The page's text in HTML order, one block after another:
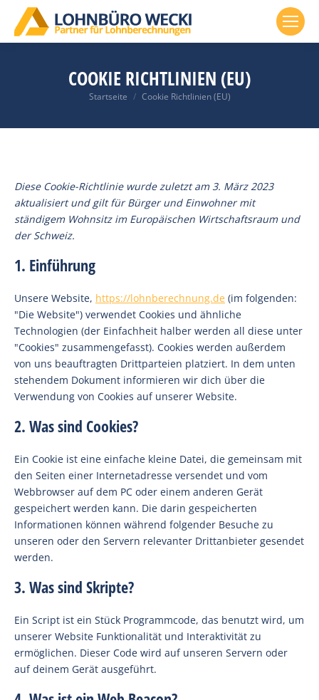
COOKIE RICHTLINIEN (EU)
Du bist hier:
Startseite Cookie Richtlinien (EU)
Diese Cookie-Richtlinie wurde zuletzt am 3. März 2023
aktualisiert und gilt für Bürger und Einwohner mit
ständigem Wohnsitz im Europäischen Wirtschaftsraum und
der Schweiz.
1. Einführung
Unsere Website, https://lohnberechnung.de (im folgenden:
"Die Website") verwendet Cookies und ähnliche
Technologien (der Einfachheit halber werden all diese unter
"Cookies" zusammengefasst). Cookies werden außerdem
von uns beauftragten Drittparteien platziert. In dem unten
stehendem Dokument informieren wir dich über die
Verwendung von Cookies auf unserer Website.
2. Was sind Cookies?
Ein Cookie ist eine einfache kleine Datei, die gemeinsam mit
den Seiten einer Internetadresse versendet und vom
Webbrowser auf dem PC oder einem anderen Gerät
gespeichert werden kann. Die darin gespeicherten
Informationen können während folgender Besuche zu
unseren oder den Servern relevanter Drittanbieter gesendet
werden.
3. Was sind Skripte?
Ein Script ist ein Stück Programmcode, das benutzt wird, um
unserer Website Funktionalität und Interaktivität zu
ermöglichen. Dieser Code wird auf unseren Servern oder
auf deinem Gerät ausgeführt.